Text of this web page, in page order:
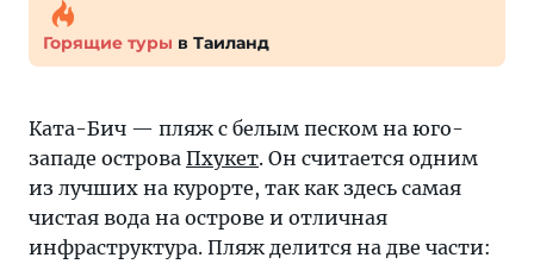
Горящие туры в Таиланд
Ката-Бич — пляж с белым песком на юго-
западе острова Пхукет. Он считается одним
из лучших на курорте, так как здесь самая
чистая вода на острове и отличная
инфраструктура. Пляж делится на две части: